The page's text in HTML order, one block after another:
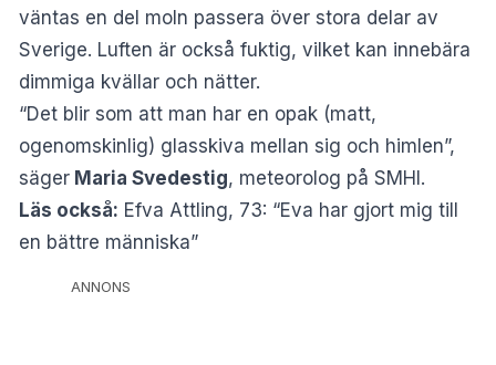
väntas en del moln passera över stora delar av
Sverige. Luften är också fuktig, vilket kan innebära
dimmiga kvällar och nätter.
“Det blir som att man har en opak (matt,
ogenomskinlig) glasskiva mellan sig och himlen”,
säger Maria Svedestig, meteorolog på SMHI.
Läs också: Efva Attling, 73: “Eva har gjort mig till
en bättre människa”
ANNONS